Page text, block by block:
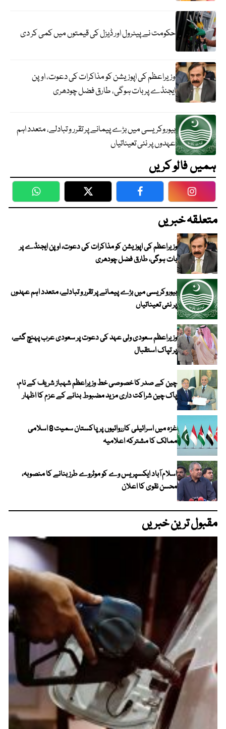
حکومت نے پیٹرول اور ڈیزل کی قیمتوں میں کمی کر دی
وزیراعظم کی اپوزیشن کو مذاکرات کی دعوت، اوپن
ایجنڈے پر بات ہوگی، طارق فضل چودھری
بیوروکریسی میں بڑے پیمانے پر تقرر و تبادلے، متعدد اہم
عہدوں پر نئی تعیناتیاں
ہمیں فالو کریں
WhatsApp Twitter Facebook
متعلقہ خبریں
وزیراعظم کی اپوزیشن کو مذاکرات کی دعوت، اوپن ایجنڈے پر
بات ہوگی، طارق فضل چودھری
بیوروکریسی میں بڑے پیمانے پر تقرر و تبادلے، متعدد اہم عہدوں
پر نئی تعیناتیاں
وزیراعظم سعودی ولی عہد کی دعوت پر سعودی عرب پہنچ گئے،
پر تپاک استقبال
چین کے صدر کا خصوصی خط وزیراعظم شہباز شریف کے نام،
پاک چین شراکت داری مزید مضبوط بنانے کے عزم کا اظہار
غزہ میں اسرائیلی کارروائیوں پر پاکستان سمیت 8 اسلامی
ممالک کا مشترکہ اعلامیہ
اسلام آباد ایکسپریس وے کو موٹروے طرز بنانے کا منصوبہ،
محسن نقوی کا اعلان
مقبول ترین خبریں